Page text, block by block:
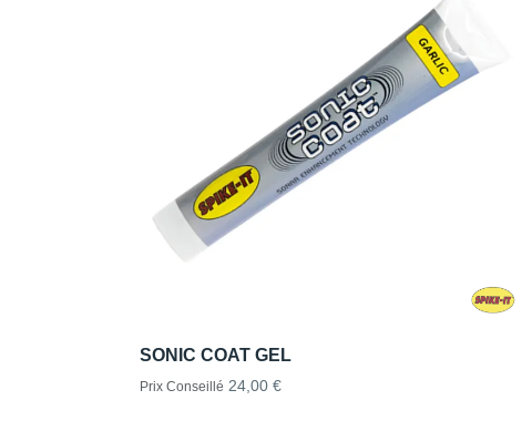
SONIC COAT GEL
Prix Conseillé 24,00 €